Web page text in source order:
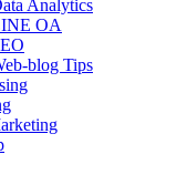
Analytics
OA
blog Tips